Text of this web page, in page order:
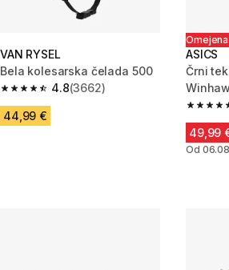
VAN RYSEL
Bela kolesarska čelada 500
4.8
4.8 od 5 zvezdic from 3662 ocene
(3662)
44,99 €
ASICS
Črni
4.6 od
49,99
Od